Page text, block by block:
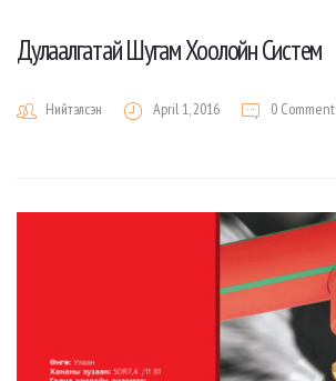
Дулаалгатай Шугам Хоолойн Систем
Нийтэлсэн April 1, 2016 0 Comment